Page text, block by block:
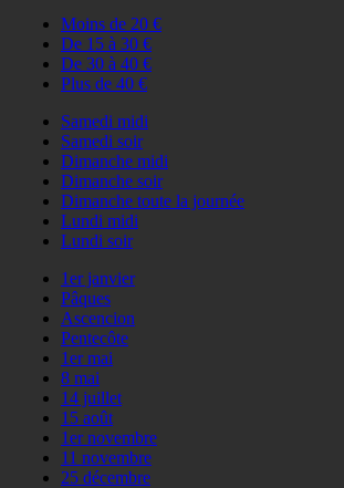
Moins de 20 €
De 15 à 30 €
De 30 à 40 €
Plus de 40 €
Samedi midi
Samedi soir
Dimanche midi
Dimanche soir
Dimanche toute la journée
Lundi midi
Lundi soir
1er janvier
Pâques
Ascencion
Pentecôte
1er mai
8 mai
14 juillet
15 août
1er novembre
11 novembre
25 décembre